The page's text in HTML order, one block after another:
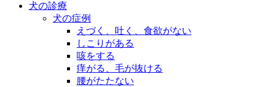
犬の診療
犬の症例
えづく、吐く、食欲がない
しこりがある
咳をする
痒がる、毛が抜ける
腰がたたない